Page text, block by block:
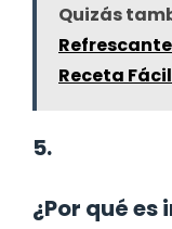
Quizás
Receta
5.
¿Por qué